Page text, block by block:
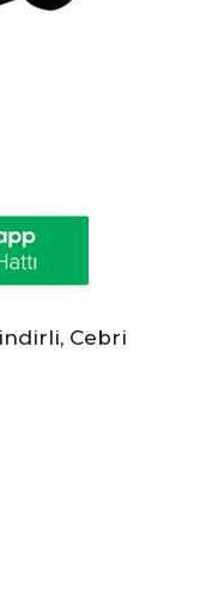
Cebri